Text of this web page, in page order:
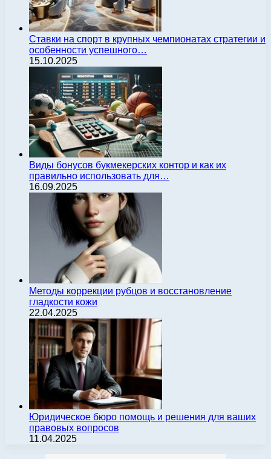
Ставки на спорт в крупных чемпионатах стратегии и
особенности успешного…
15.10.2025
Виды бонусов букмекерских контор и как их
правильно использовать для…
16.09.2025
Методы коррекции рубцов и восстановление
гладкости кожи
22.04.2025
Юридическое бюро помощь и решения для ваших
правовых вопросов
11.04.2025